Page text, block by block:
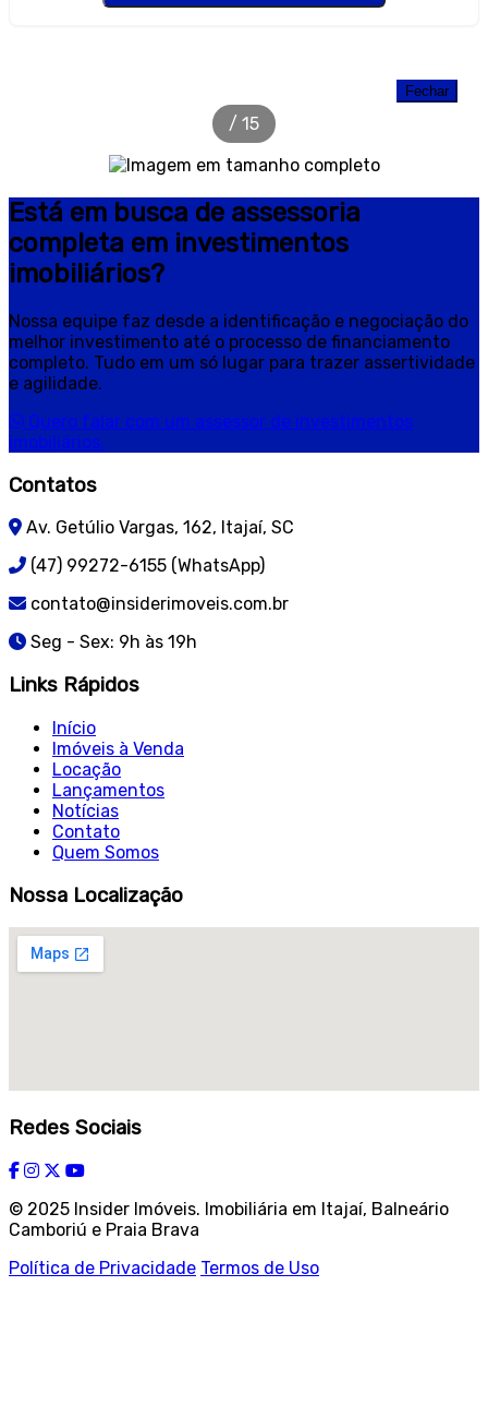
suítes) à venda em Barra Velha – Centro
com 285 m² - Galeria de Imagens
Fechar
/ 15
Está em busca de assessoria
completa em investimentos
imobiliários?
Nossa equipe faz desde a identificação e negociação do
melhor investimento até o processo de financiamento
completo. Tudo em um só lugar para trazer assertividade
e agilidade.
Quero falar com um assessor de investimentos
imobiliários.
Contatos
Av. Getúlio Vargas, 162, Itajaí, SC
(47) 99272-6155 (WhatsApp)
contato@insiderimoveis.com.br
Seg - Sex: 9h às 19h
Links Rápidos
Início
Imóveis à Venda
Locação
Lançamentos
Notícias
Contato
Quem Somos
Nossa Localização
Redes Sociais
© 2025 Insider Imóveis. Imobiliária em Itajaí, Balneário
Camboriú e Praia Brava
Política de Privacidade Termos de Uso